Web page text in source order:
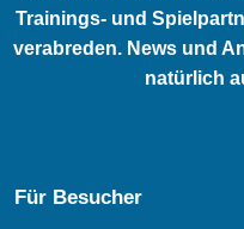
Trainings- und
verabreden. News und
natürlich
Für Besucher